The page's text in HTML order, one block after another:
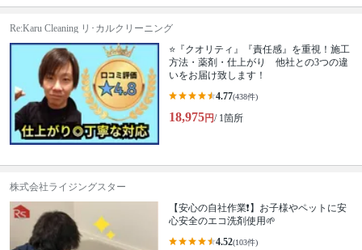
Re:Karu Cleaning リ･カルクリーニング
⭐『クオリティ』『責任感』を重視！施工
方法・薬剤・仕上がり 他社との3つの違
いをお届け致します！
4.77(438件)
18,975円/ 1箇所
株式会社ライジングスター
【安心の自社作業❗️】お子様やペットに安
心安全のエコ洗剤使用🌱
4.52(103件)